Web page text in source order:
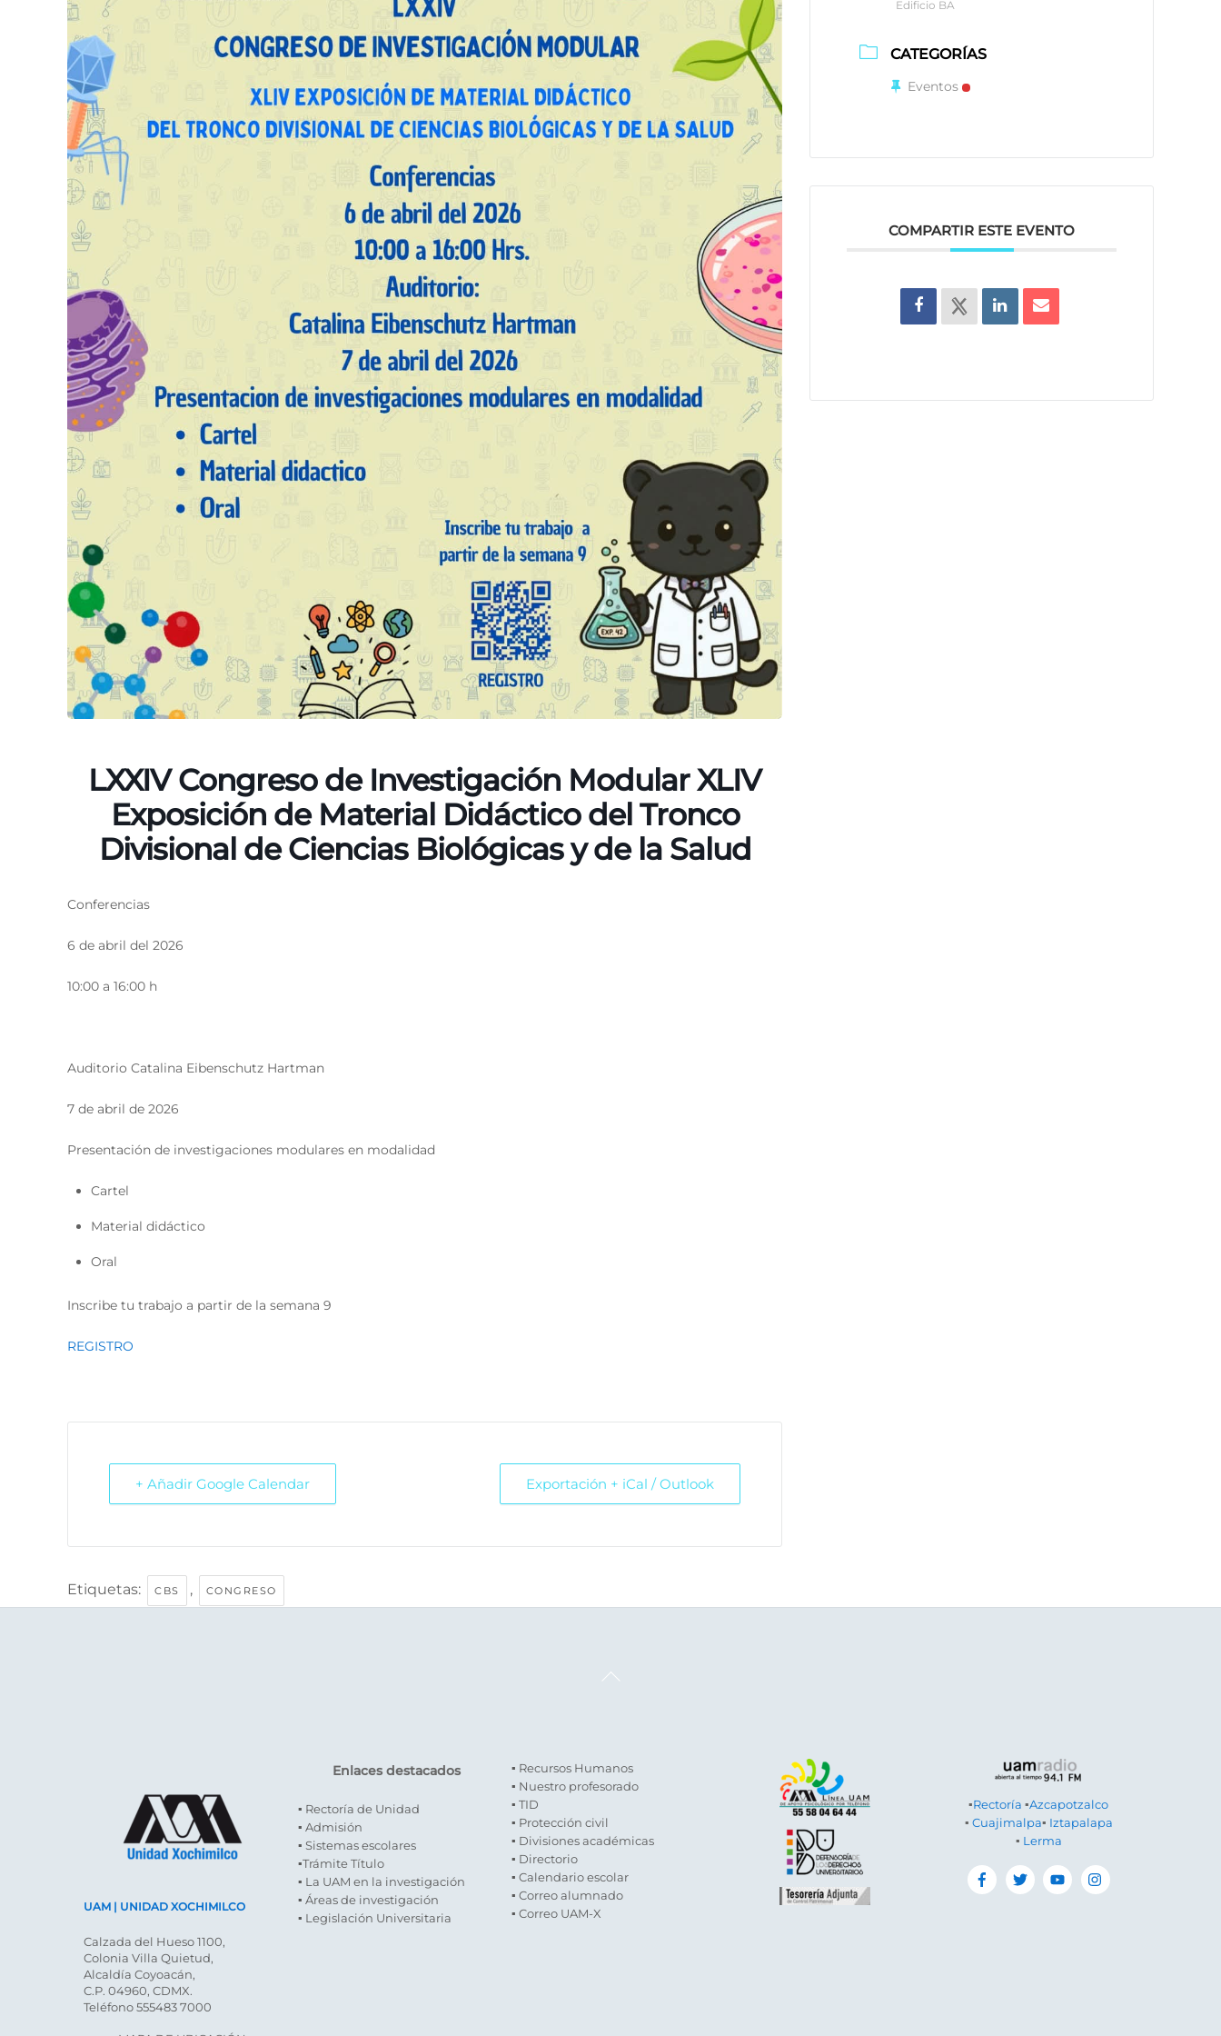
LXXIV Congreso de Investigación Modular XLIV
Exposición de Material Didáctico del Tronco
Divisional de Ciencias Biológicas y de la Salud
Conferencias
6 de abril del 2026
10:00 a 16:00 h
Auditorio Catalina Eibenschutz Hartman
7 de abril de 2026
Presentación de investigaciones modulares en modalidad
Cartel
Material didáctico
Oral
Inscribe tu trabajo a partir de la semana 9
REGISTRO
+ Añadir Google Calendar Exportación + iCal / Outlook
Etiquetas: CBS , CONGRESO
Edificio BA
CATEGORÍAS
Eventos
COMPARTIR ESTE EVENTO
Back
UAM | UNIDAD XOCHIMILCO
Calzada del Hueso 1100,
Colonia Villa Quietud,
Alcaldía Coyoacán,
C.P. 04960, CDMX.
Teléfono 555483 7000
Enlaces destacados
▪ Rectoría de Unidad
▪ Admisión
▪ Sistemas escolares
▪Trámite Título
▪ La UAM en la investigación
▪ Áreas de investigación
▪ Legislación Universitaria
▪ Recursos Humanos
▪ Nuestro profesorado
▪ TID
▪ Protección civil
▪ Divisiones académicas
▪ Directorio
▪ Calendario escolar
▪ Correo alumnado
▪ Correo UAM-X
▪Rectoría ▪Azcapotzalco
▪ Cuajimalpa▪ Iztapalapa
▪ Lerma